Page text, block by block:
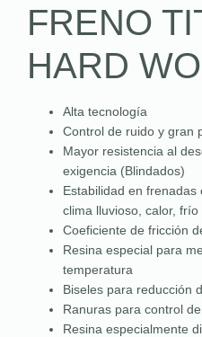
FRENO
HARD
Alta tecnología
Control de ruido y gran
Mayor resistencia al
exigencia (Blindados)
Estabilidad en
clima lluvioso, calor, frío
Coeficiente de fricción
Resina especial para
temperatura
Biseles para reducción
Ranuras para control
Resina especialmente